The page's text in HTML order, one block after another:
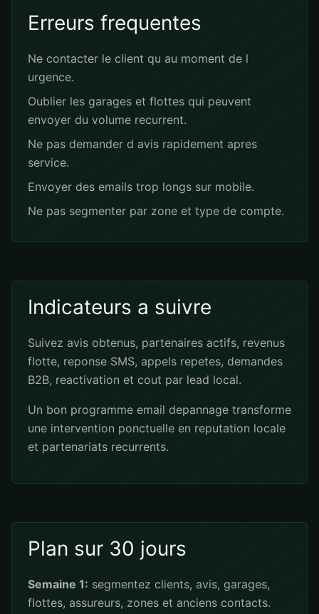
Erreurs frequentes
Ne contacter le client qu au moment de l
urgence.
Oublier les garages et flottes qui peuvent
envoyer du volume recurrent.
Ne pas demander d avis rapidement apres
service.
Envoyer des emails trop longs sur mobile.
Ne pas segmenter par zone et type de compte.
Indicateurs a suivre
Suivez avis obtenus, partenaires actifs, revenus
flotte, reponse SMS, appels repetes, demandes
B2B, reactivation et cout par lead local.
Un bon programme email depannage transforme
une intervention ponctuelle en reputation locale
et partenariats recurrents.
Plan sur 30 jours
Semaine 1: segmentez clients, avis, garages,
flottes, assureurs, zones et anciens contacts.